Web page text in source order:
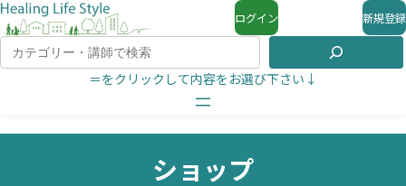
ログイン 新規登録
＝をクリックして内容をお選び下さい↓
ショップ